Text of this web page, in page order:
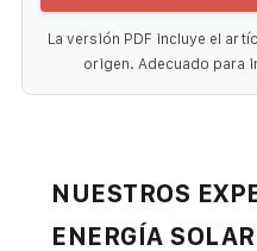
La versión PDF incluye el
origen. Adecuado para
NUESTROS
ENERGÍA